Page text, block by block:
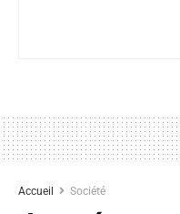
Accueil Société